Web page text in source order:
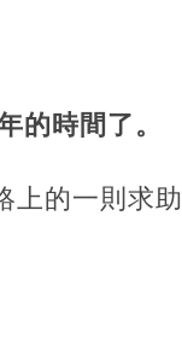
的時間了。
上的一則求助